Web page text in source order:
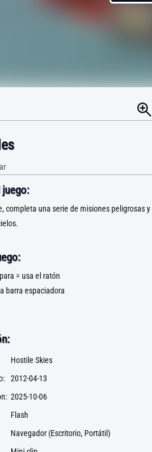
completa una serie de misiones peligrosas
= usa el ratón
barra espaciadora
Hostile Skies
2012-04-13
2025-10-06
Flash
Navegador (Escritorio, Portátil)